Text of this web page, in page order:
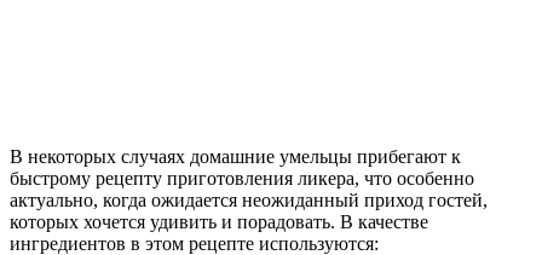
В некоторых случаях домашние умельцы прибегают к
быстрому рецепту приготовления ликера, что особенно
актуально, когда ожидается неожиданный приход гостей,
которых хочется удивить и порадовать. В качестве
ингредиентов в этом рецепте используются: